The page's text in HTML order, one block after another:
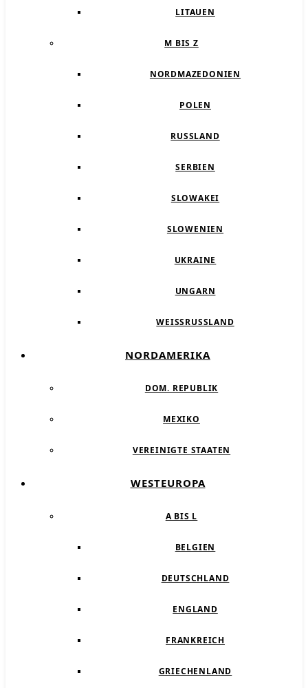
LITAUEN
M BIS Z
NORDMAZEDONIEN
POLEN
RUSSLAND
SERBIEN
SLOWAKEI
SLOWENIEN
UKRAINE
UNGARN
WEISSRUSSLAND
NORDAMERIKA
DOM. REPUBLIK
MEXIKO
VEREINIGTE STAATEN
WESTEUROPA
A BIS L
BELGIEN
DEUTSCHLAND
ENGLAND
FRANKREICH
GRIECHENLAND